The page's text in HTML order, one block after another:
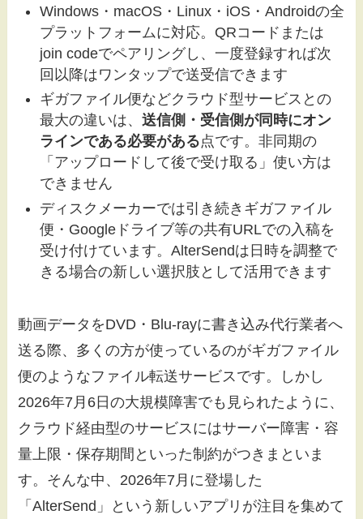
Windows・macOS・Linux・iOS・Androidの全
プラットフォームに対応。QRコードまたは
join codeでペアリングし、一度登録すれば次
回以降はワンタップで送受信できます
ギガファイル便などクラウド型サービスとの
最大の違いは、送信側・受信側が同時にオン
ラインである必要がある点です。非同期の
「アップロードして後で受け取る」使い方は
できません
ディスクメーカーでは引き続きギガファイル
便・Googleドライブ等の共有URLでの入稿を
受け付けています。AlterSendは日時を調整で
きる場合の新しい選択肢として活用できます
動画データをDVD・Blu-rayに書き込み代行業者へ
送る際、多くの方が使っているのがギガファイル
便のようなファイル転送サービスです。しかし
2026年7月6日の大規模障害でも見られたように、
クラウド経由型のサービスにはサーバー障害・容
量上限・保存期間といった制約がつきまといま
す。そんな中、2026年7月に登場した
「AlterSend」という新しいアプリが注目を集めて